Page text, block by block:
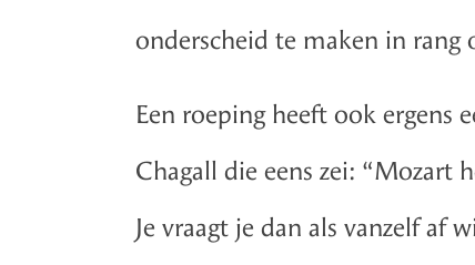
onderscheid te maken in rang
Een roeping heeft ook ergens
Chagall die eens zei: “Mozart
Je vraagt je dan als vanzelf af